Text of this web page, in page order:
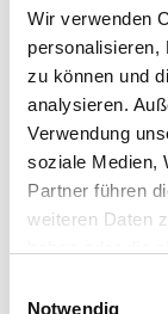
Wir verwenden
personalisieren,
zu können und
analysieren.
Verwendung
soziale Medien,
Partner führen
weiteren Daten
Notwendig